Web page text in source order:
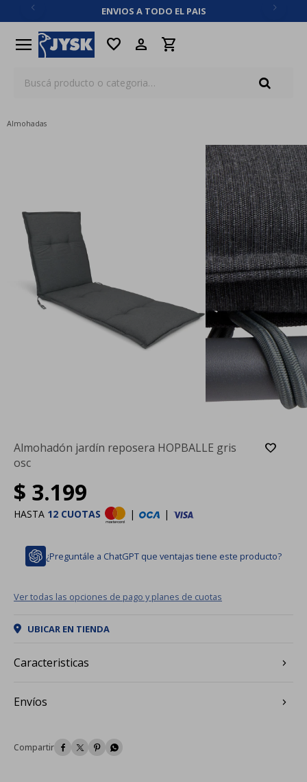
ENVIOS A TODO EL PAIS
menu favorite
Almohadas
Almohadón jardín reposera HOPBALLE gris
osc
$ 3.199
HASTA 12 CUOTAS | |
¿Preguntále a ChatGPT que ventajas tiene este producto?
Ver todas las opciones de pago y planes de cuotas
UBICAR EN TIENDA
Caracteristicas
Envíos
   
close